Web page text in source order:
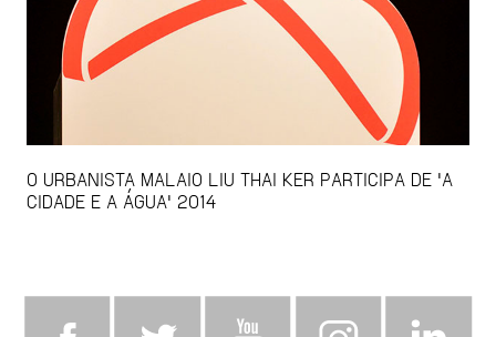
O URBANISTA MALAIO LIU THAI KER PARTICIPA DE 'A
CIDADE E A ÁGUA' 2014